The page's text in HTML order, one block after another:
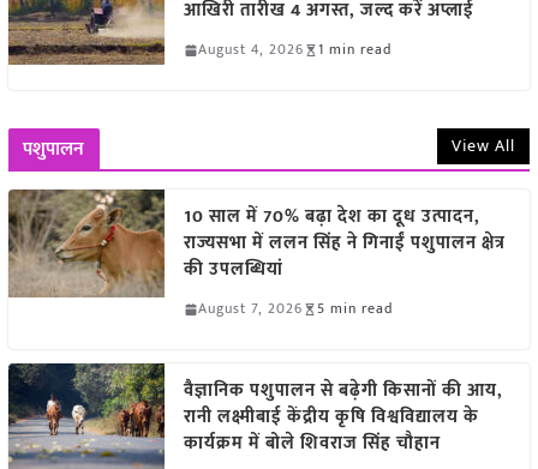
आखिरी तारीख 4 अगस्त, जल्द करें अप्लाई
August 4, 2026 1 min read
पशुपालन View All
10 साल में 70% बढ़ा देश का दूध उत्पादन,
राज्यसभा में ललन सिंह ने गिनाईं पशुपालन क्षेत्र
की उपलब्धियां
August 7, 2026 5 min read
वैज्ञानिक पशुपालन से बढ़ेगी किसानों की आय,
रानी लक्ष्मीबाई केंद्रीय कृषि विश्वविद्यालय के
कार्यक्रम में बोले शिवराज सिंह चौहान